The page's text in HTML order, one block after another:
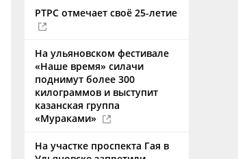
РТРС отмечает своё 25-летие
На ульяновском фестивале
«Наше время» силачи
поднимут более 300
килограммов и выступит
казанская группа
«Мураками»
На участке проспекта Гая в